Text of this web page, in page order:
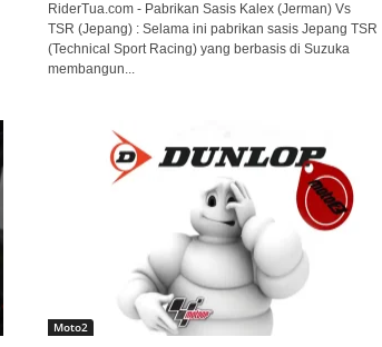
RiderTua.com - Pabrikan Sasis Kalex (Jerman) Vs
TSR (Jepang) : Selama ini pabrikan sasis Jepang TSR
(Technical Sport Racing) yang berbasis di Suzuka
membangun...
Moto2